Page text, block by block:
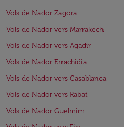
Vols de Nador Zagora
Vols de Nador vers Marrakech
Vols de Nador vers Agadir
Vols de Nador Errachidia
Vols de Nador vers Casablanca
Vols de Nador vers Rabat
Vols de Nador Guelmim